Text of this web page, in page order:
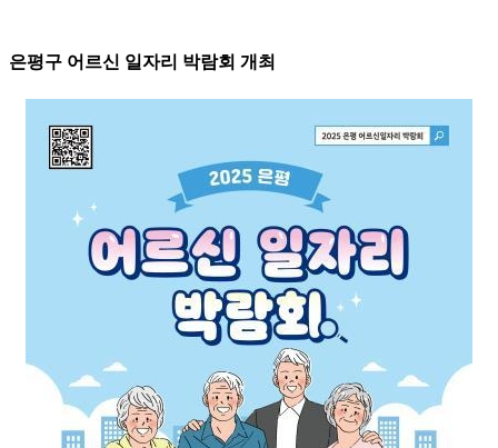
은평구 어르신 일자리 박람회 개최